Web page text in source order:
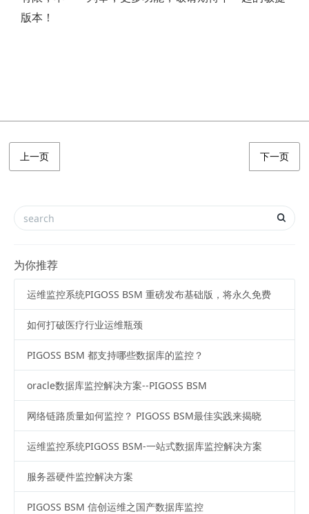
版本！
上一页 下一页
为你推荐
运维监控系统PIGOSS BSM 重磅发布基础版，将永久免费
如何打破医疗行业运维瓶颈
PIGOSS BSM 都支持哪些数据库的监控？
oracle数据库监控解决方案--PIGOSS BSM
网络链路质量如何监控？ PIGOSS BSM最佳实践来揭晓
运维监控系统PIGOSS BSM-一站式数据库监控解决方案
服务器硬件监控解决方案
PIGOSS BSM 信创运维之国产数据库监控